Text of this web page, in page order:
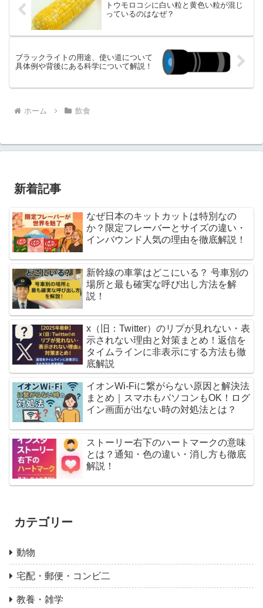
トウモロコシに白い粒と黄色い粒が混じ
っているのはなぜ？
ブラックライトの用途、使い道について
具体例や背後にある科学について解説！
ホーム 飲食
新着記事
なぜ日本のキットカットは特別なの
か？限定フレーバーとサイズの違い・
インバウンド人気の理由を徹底解説！
新幹線の車掌はどこにいる？ 号車別の
場所と最も確実な呼び出し方法を解
説！
x（旧：Twitter）のリプが見れない・表
示されない理由と対策まとめ！返信を
タイムラインに非表示にする方法も徹
底解説
イオンWi-Fiに繋がらない原因と解決法
まとめ｜スマホもパソコンもOK！ログ
イン画面が出ない時の対処法とは？
ストーリー右下のハートマークの意味
とは？通知・色の違い・消し方も徹底
解説！
カテゴリー
動物
宅配・郵便・コンビ二
教養・雑学